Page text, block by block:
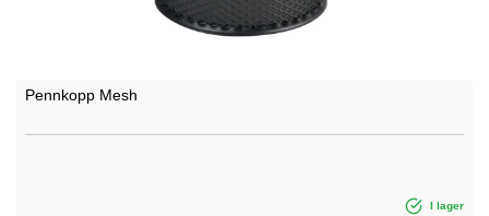
Pennkopp Mesh
I lager